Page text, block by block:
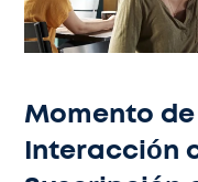
Momento
Interacción